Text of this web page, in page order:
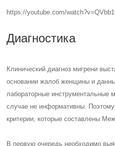
https://youtube.com/
Диагностика
Клинический диагноз мигрени
основании жалоб женщины и
лабораторные инструментальные
случае не информативны.
критерии, которые составлены
В первую очередь необходимо